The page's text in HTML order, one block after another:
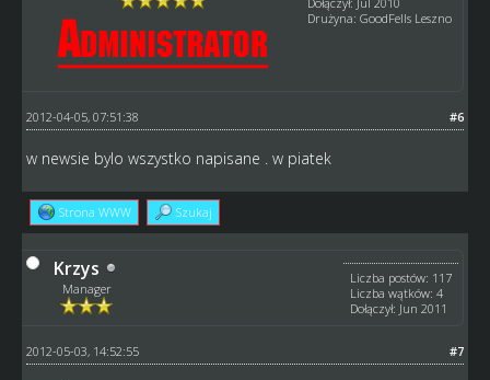
Drużyna: GoodFells Leszno
#6
2012-04-05, 07:51:38
w newsie bylo wszystko napisane . w piatek
Strona WWW Szukaj
Krzys
Manager
Liczba postów: 117
Liczba wątków: 4
Dołączył: Jun 2011
#7
2012-05-03, 14:52:55